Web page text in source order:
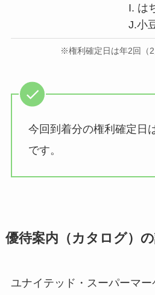
I. は
J.小
※権利確定日は年2回（2
今回到着分の権利確定日
です。
優待案内（カタログ）
ユナイテッド・スーパーマ